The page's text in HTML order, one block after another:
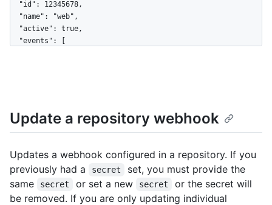
    "insecure_ssl": "0",
    "url": "https://example.com/webhook"
  "updated_at": "2019-06-03T00:57:16Z",
  "created_at": "2019-06-03T00:57:16Z",
  "url": "https://HOSTNAME/repos/octocat/Hello-
World/hooks/12345678",
  "test_url": "https://HOSTNAME/repos/octocat/Hello-
Update a repository webhook
Updates a webhook configured in a repository. If you
previously had a
secret
set, you must provide the
same
secret or set a new secret
or the secret will
be removed. If you are only updating individual